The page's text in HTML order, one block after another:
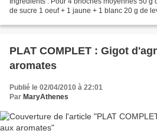
de sucre 1 oeuf + 1 jaune + 1 blanc 20 g de
PLAT COMPLET : Gigot
aromates
Publié le 02/04/2010 à 22:01
Par MaryAthenes